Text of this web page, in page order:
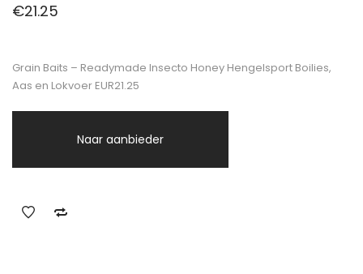
€21.25
Grain Baits – Readymade Insecto Honey Hengelsport Boilies,
Aas en Lokvoer EUR21.25
Naar aanbieder